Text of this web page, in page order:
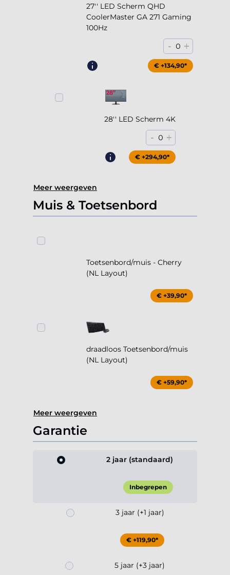
27'' LED Scherm QHD
CoolerMaster GA 271 Gaming
100Hz
- 0 +
€ +204,90*
€ +134,90*
28'' LED Scherm 4K
- 0 +
€ +294,90*
Meer weergeven
Muis & Toetsenbord
Toetsenbord/muis - Cherry
(NL Layout)
€ +39,90*
draadloos Toetsenbord/muis
(NL Layout)
€ +59,90*
Meer weergeven
Garantie
2 jaar (standaard)
Inbegrepen
3 jaar (+1 jaar)
€ +119,90*
5 jaar (+3 jaar)